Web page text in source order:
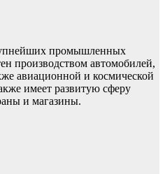
промышленных
производством автомобилей,
авиационной и космической
имеет развитую сферу
и магазины.